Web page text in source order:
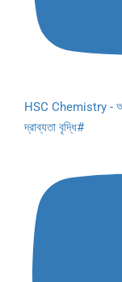
HSC Chemistry -
দ্রাব্যতা বৃদ্ধি#